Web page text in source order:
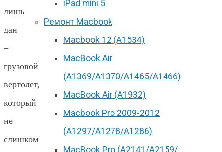
iPad mini 5
Ремонт Macbook
Macbook 12 (А1534)
MacBook Air
(A1369/A1370/A1465/A1466)
MacBook Air (A1932)
Macbook Pro 2009-2012
(A1297/A1278/A1286)
MacBook Pro (А2141/А2159/
лишь
дан
–
грузовой
вертолет,
который
не
слишком